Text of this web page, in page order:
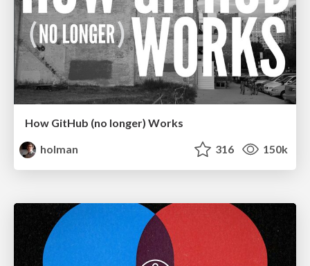
How GitHub (no longer) Works
holman
316 150k